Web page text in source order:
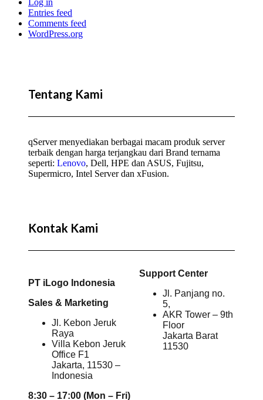
Log in
Entries feed
Comments feed
WordPress.org
Tentang Kami
qServer menyediakan berbagai macam produk server
terbaik dengan harga terjangkau dari Brand ternama
seperti: Lenovo, Dell, HPE dan ASUS, Fujitsu,
Supermicro, Intel Server dan xFusion.
Kontak Kami
PT iLogo Indonesia
Sales & Marketing
Jl. Kebon Jeruk
Raya
Villa Kebon Jeruk
Office F1
Jakarta, 11530 –
Indonesia
8:30 – 17:00 (Mon – Fri)
Support Center
Jl. Panjang no.
5,
AKR Tower – 9th
Floor
Jakarta Barat
11530